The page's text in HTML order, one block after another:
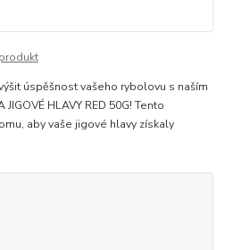
úspěšnost vašeho rybolovu s naším
HLAVY RED 50G! Tento
aby vaše jigové hlavy získaly